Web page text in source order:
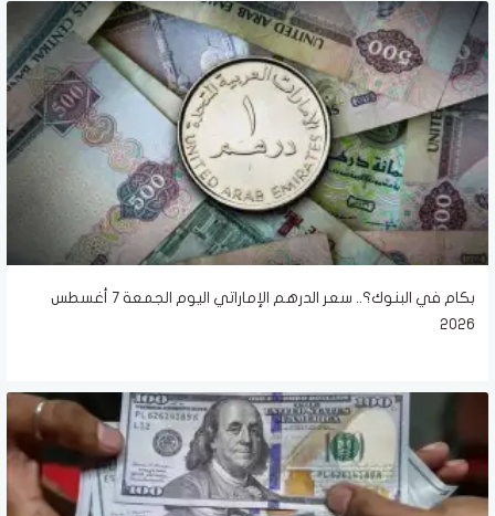
بكام في البنوك؟.. سعر الدرهم الإماراتي اليوم الجمعة 7 أغسطس
2026